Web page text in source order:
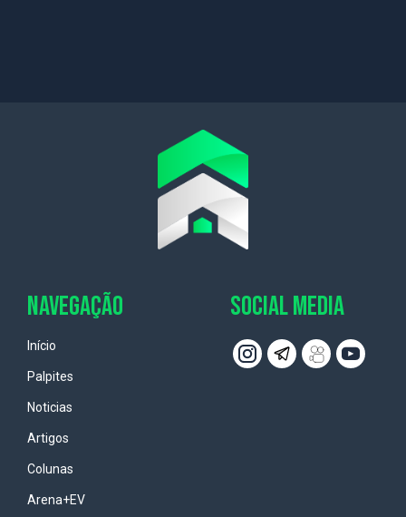
NAVEGAÇÃO
Início
Palpites
Noticias
Artigos
Colunas
Arena+EV
SOCIAL MEDIA